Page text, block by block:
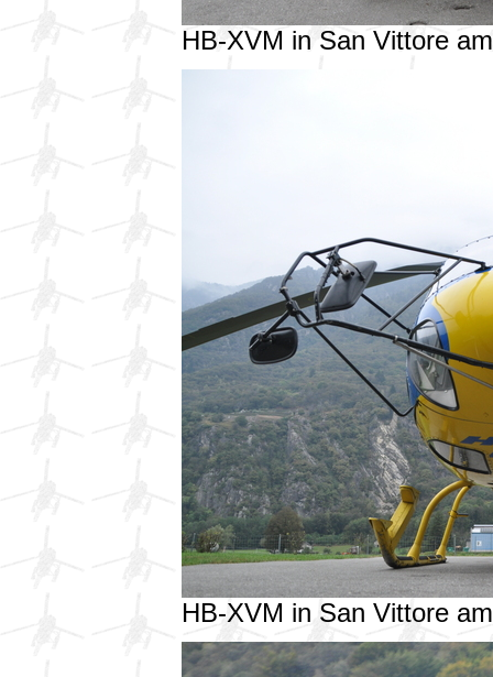
HB-XVM in San Vittore
HB-XVM in San Vittore